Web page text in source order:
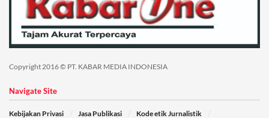
Copyright 2016 © PT. KABAR MEDIA INDONESIA
Navigate Site
Kebijakan Privasi Jasa Publikasi Kode etik Jurnalistik